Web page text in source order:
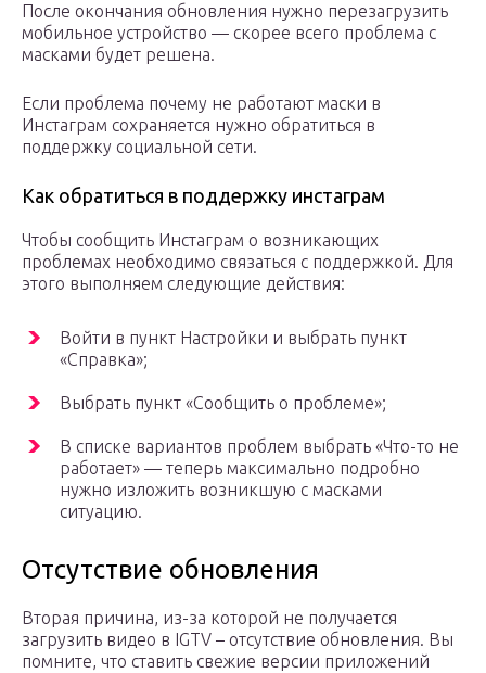
После окончания обновления нужно перезагрузить
мобильное устройство — скорее всего проблема с
масками будет решена.
Если проблема почему не работают маски в
Инстаграм сохраняется нужно обратиться в
поддержку социальной сети.
Как обратиться в поддержку инстаграм
Чтобы сообщить Инстаграм о возникающих
проблемах необходимо связаться с поддержкой. Для
этого выполняем следующие действия:
Войти в пункт Настройки и выбрать пункт
«Справка»;
Выбрать пункт «Сообщить о проблеме»;
В списке вариантов проблем выбрать «Что-то не
работает» — теперь максимально подробно
нужно изложить возникшую с масками
ситуацию.
Отсутствие обновления
Вторая причина, из-за которой не получается
загрузить видео в IGTV – отсутствие обновления. Вы
помните, что ставить свежие версии приложений